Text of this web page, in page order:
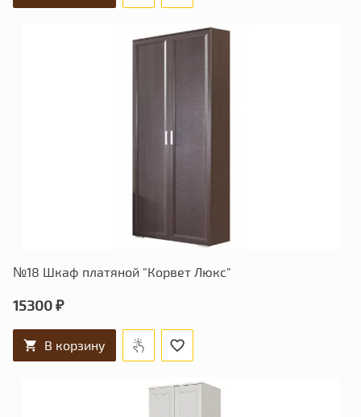
№18 Шкаф платяной "Корвет Люкс"
15300 ₽
В корзину